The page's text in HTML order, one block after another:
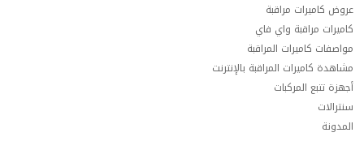
عروض كاميرات مراقبة
كاميرات مراقبة واي فاي
مواصفات كاميرات المراقبة
مشاهدة كاميرات المراقبة بالإنترنت
أجهزة تتبع المركبات
سنترالات
المدونة